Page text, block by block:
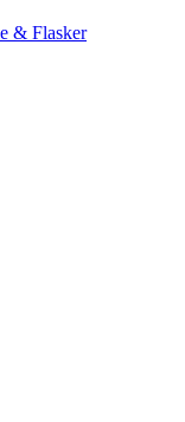
& Flasker